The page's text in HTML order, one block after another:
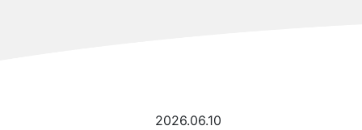
2026.06.10